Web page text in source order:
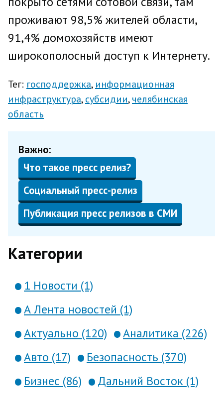
проживают 98,5% жителей области,
91,4% домохозяйств имеют
широкополосный доступ к Интернету.
Тег: господдержка информационная
инфраструктура субсидии челябинская
область
Важно:
Что такое пресс релиз?
Социальный пресс-релиз
Публикация пресс релизов в СМИ
Категории
1 Новости (1)
А Лента новостей (1)
Актуально (120)
Аналитика (226)
Авто (17)
Безопасность (370)
Бизнес (86)
Дальний Восток (1)